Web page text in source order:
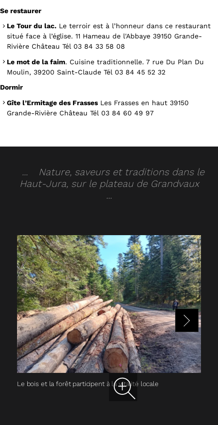
Se restaurer
Le Tour du lac. Le terroir est à l’honneur dans ce restaurant
situé face à l’église. 11 Hameau de l'Abbaye 39150 Grande-
Rivière Château Tél 03 84 33 58 08
Le mot de la faim. Cuisine traditionnelle. 7 rue Du Plan Du
Moulin, 39200 Saint-Claude Tél 03 84 45 52 32
Dormir
Gîte l’Ermitage des Frasses Les Frasses en haut 39150
Grande-Rivière Château Tél 03 84 60 49 97
Nature, saveurs et traditions dans le
Haut-Jura, sur le plateau de Grandvaux
Le bois et la forêt participent à la vitalité locale